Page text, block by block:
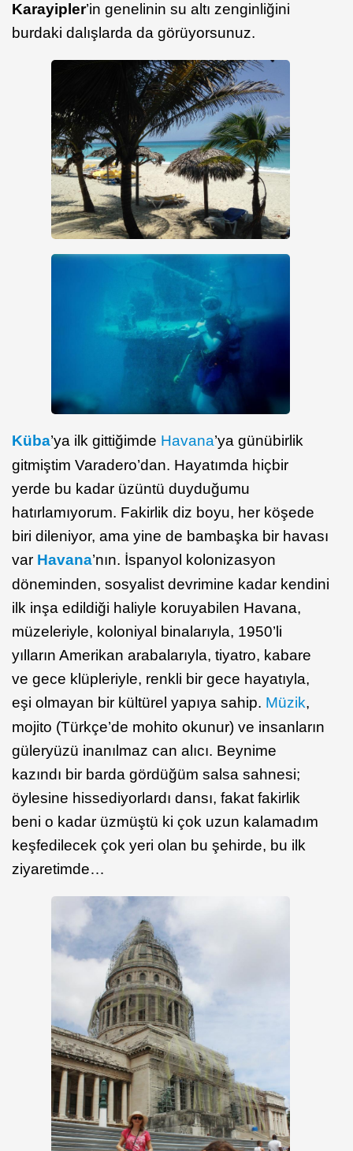
Karayipler’in genelinin su altı zenginliğini
burdaki dalışlarda da görüyorsunuz.
Küba’ya ilk gittiğimde Havana’ya günübirlik
gitmiştim Varadero’dan. Hayatımda hiçbir
yerde bu kadar üzüntü duyduğumu
hatırlamıyorum. Fakirlik diz boyu, her köşede
biri dileniyor, ama yine de bambaşka bir havası
var Havana’nın. İspanyol kolonizasyon
döneminden, sosyalist devrimine kadar kendini
ilk inşa edildiği haliyle koruyabilen Havana,
müzeleriyle, koloniyal binalarıyla, 1950’li
yılların Amerikan arabalarıyla, tiyatro, kabare
ve gece klüpleriyle, renkli bir gece hayatıyla,
eşi olmayan bir kültürel yapıya sahip. Müzik,
mojito (Türkçe’de mohito okunur) ve insanların
güleryüzü inanılmaz can alıcı. Beynime
kazındı bir barda gördüğüm salsa sahnesi;
öylesine hissediyorlardı dansı, fakat fakirlik
beni o kadar üzmüştü ki çok uzun kalamadım
keşfedilecek çok yeri olan bu şehirde, bu ilk
ziyaretimde…